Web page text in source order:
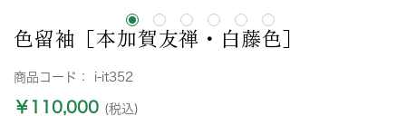
色留袖［本加賀友禅・白藤色］
商品コード： i-it352
￥110,000 (税込)